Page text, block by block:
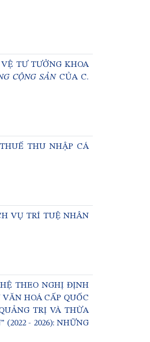
TƯ TƯỞNG KHOA
CỘNG SẢNCỦA C.
THU NHẬP CÁ
VỤ TRÍ TUỆ NHÂN
THEO NGHỊ ĐỊNH
HOÁ CẤP QUỐC
TRỊ VÀ THỪA
- 2026): NHỮNG